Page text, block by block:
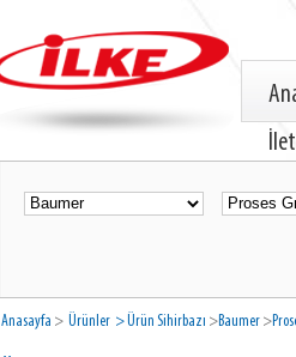
Anasayfa > Ürünler > Ürün Sihirbazı >Baumer >